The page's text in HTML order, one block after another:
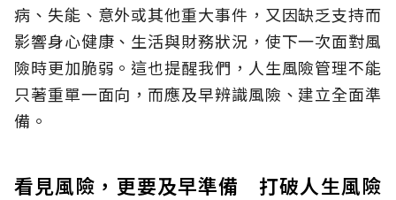
病、失能、意外或其他重大事件，又因缺乏支持而
影響身心健康、生活與財務狀況，使下一次面對風
險時更加脆弱。這也提醒我們，人生風險管理不能
只著重單一面向，而應及早辨識風險、建立全面準
備。
看見風險，更要及早準備 打破人生風險